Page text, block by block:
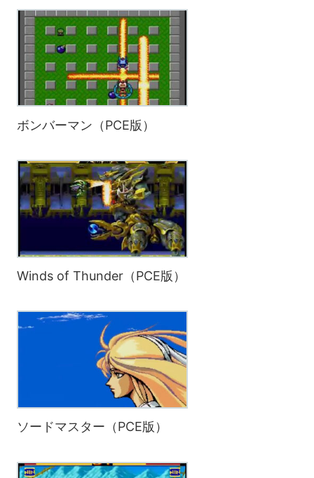
ボンバーマン（PCE版）
Winds of Thunder（PCE版）
ソードマスター（PCE版）